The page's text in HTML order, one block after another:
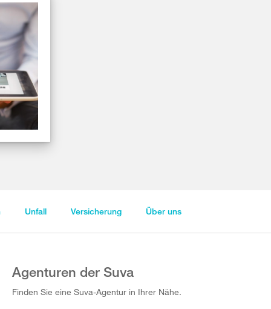
Unfall Versicherung Über uns
Agenturen der Suva
Finden Sie eine Suva-Agentur in Ihrer Nähe.